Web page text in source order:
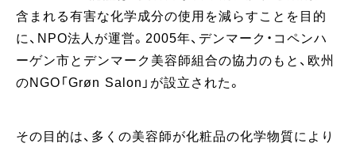
含まれる有害な化学成分の使⽤を減らすことを⽬的
に、NPO法⼈が運営。2005年、デンマーク・コペンハ
ーゲン市とデンマーク美容師組合の協力のもと、欧州
のNGO「Grøn Salon」が設立された。
その目的は、多くの美容師が化粧品の化学物質により